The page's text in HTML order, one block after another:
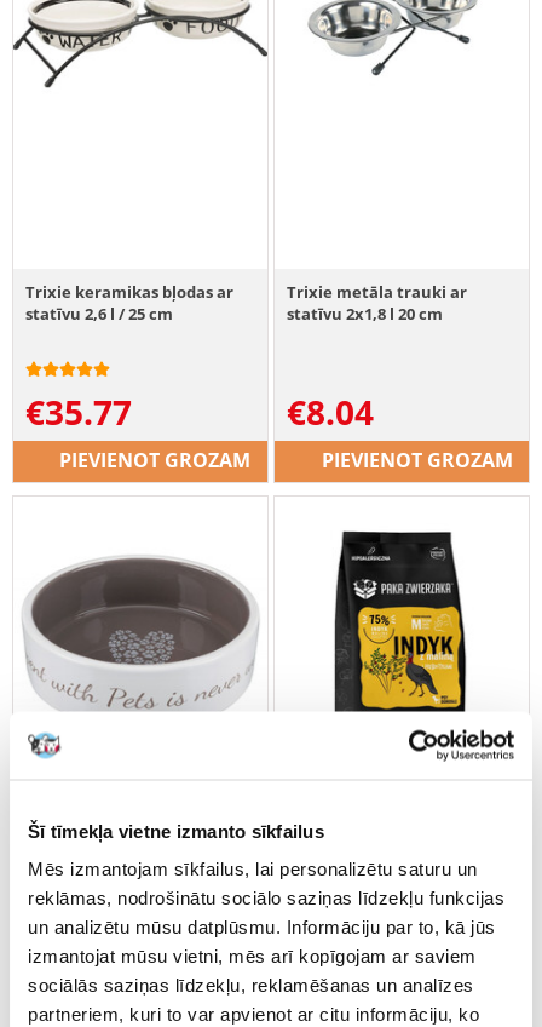
Šī tīmekļa vietne izmanto sīkfailus
Mēs izmantojam sīkfailus, lai personalizētu saturu un
reklāmas, nodrošinātu sociālo saziņas līdzekļu funkcijas
un analizētu mūsu datplūsmu. Informāciju par to, kā jūs
izmantojat mūsu vietni, mēs arī kopīgojam ar saviem
sociālās saziņas līdzekļu, reklamēšanas un analīzes
partneriem, kuri to var apvienot ar citu informāciju, ko
Trixie keramikas bļodas ar
statīvu 2,6 l / 25 cm
€35.77
PIEVIENOT GROZAM
Trixie metāla trauki ar
statīvu 2x1,8 l 20 cm
€8.04
PIEVIENOT GROZAM
TRIXIE Pet's Home silikona
trauks 300 ml 12 cm
Seven'th Heaven
pieaugušajiem suņiem 9kg
tītara gaļa ar avenēm